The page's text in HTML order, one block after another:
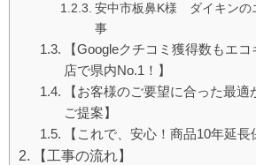
安中市板鼻K様 ダイキンの
事
【Googleクチコミ獲得数もエ
店で県内No.1！】
【お客様のご要望に合った最
ご提案】
【これで、安心！商品10年延長
【工事の流れ】